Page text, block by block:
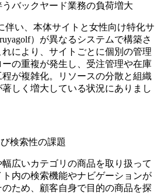
バックヤード業務の負荷増大
伴い、本体サイトと女性向け特化サ
）が異なるシステムで構築さ
により、サイトごとに個別の管理
の重複が発生し、受注管理や在庫
が複雑化。リソースの分散と組織
しく増大している状況にありまし
検索性の課題
広いカテゴリの商品を取り扱って
内の検索機能やナビゲーションが
ため、顧客自身で目的の商品を探